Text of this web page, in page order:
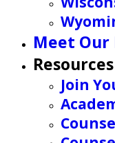
Meet
Resources
Join